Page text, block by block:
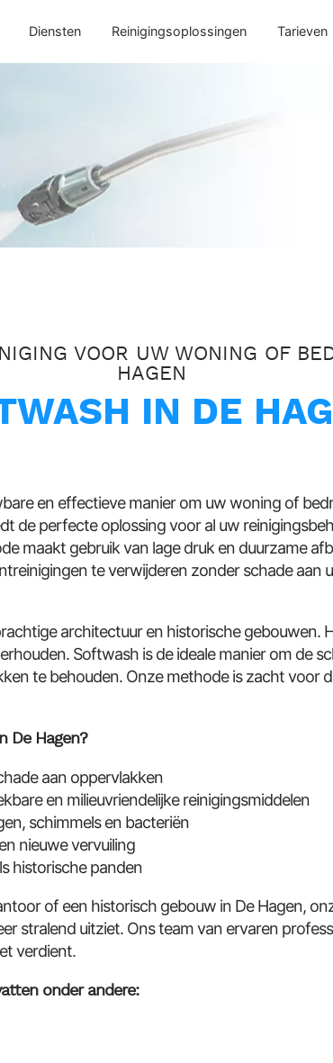
Diensten Reinigingsoplossingen Tarieven
VOOR UW WONING OF
HAGEN
IN DE
en effectieve manier om uw woning of
de perfecte oplossing voor al uw
maakt gebruik van lage druk en duurzame
te verwijderen zonder schade aan
architectuur en historische gebouwen.
Softwash is de ideale manier om de
te behouden. Onze methode is zacht voor
De Hagen?
aan oppervlakken
en milieuvriendelijke reinigingsmiddelen
schimmels en bacteriën
nieuwe vervuiling
historische panden
of een historisch gebouw in De Hagen,
stralend uitziet. Ons team van ervaren
verdient.
onder andere: